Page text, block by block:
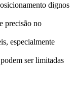
dignos
precisão no
especialmente
ser limitadas